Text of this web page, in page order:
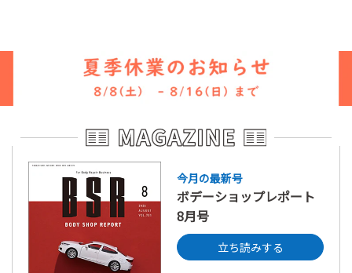
今月の最新号
ボデーショップレポート
8月号
立ち読みする